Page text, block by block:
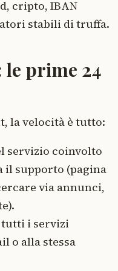
cripto, IBAN
stabili di truffa.
le prime 24
la velocità è tutto:
servizio coinvolto
il supporto (pagina
via annunci,
tutti i servizi
o alla stessa